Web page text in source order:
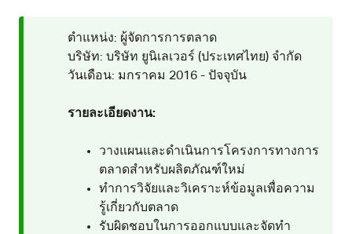
ตำแหน่ง: ผู้จัดการการตลาด
บริษัท: บริษัท ยูนิเลเวอร์ (ประเทศไทย) จำกัด
วันเดือน: มกราคม 2016 - ปัจจุบัน
รายละเอียดงาน:
วางแผนและดำเนินการโครงการทางการ
ตลาดสำหรับผลิตภัณฑ์ใหม่
ทำการวิจัยและวิเคราะห์ข้อมูลเพื่อความ
รู้เกี่ยวกับตลาด
รับผิดชอบในการออกแบบและจัดทำ